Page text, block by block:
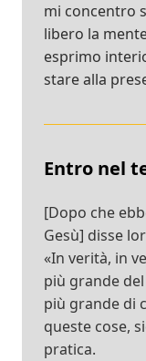
mi concentro
libero la
esprimo
stare alla
Entro nel
[Dopo che
Gesù] disse
«In verità, in
più grande
più grande di
queste cose,
pratica.